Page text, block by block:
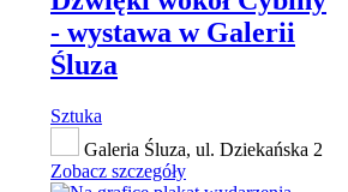
- wystawa w Galerii
Śluza
Sztuka
Galeria Śluza, ul. Dziekańska 2
Zobacz szczegóły